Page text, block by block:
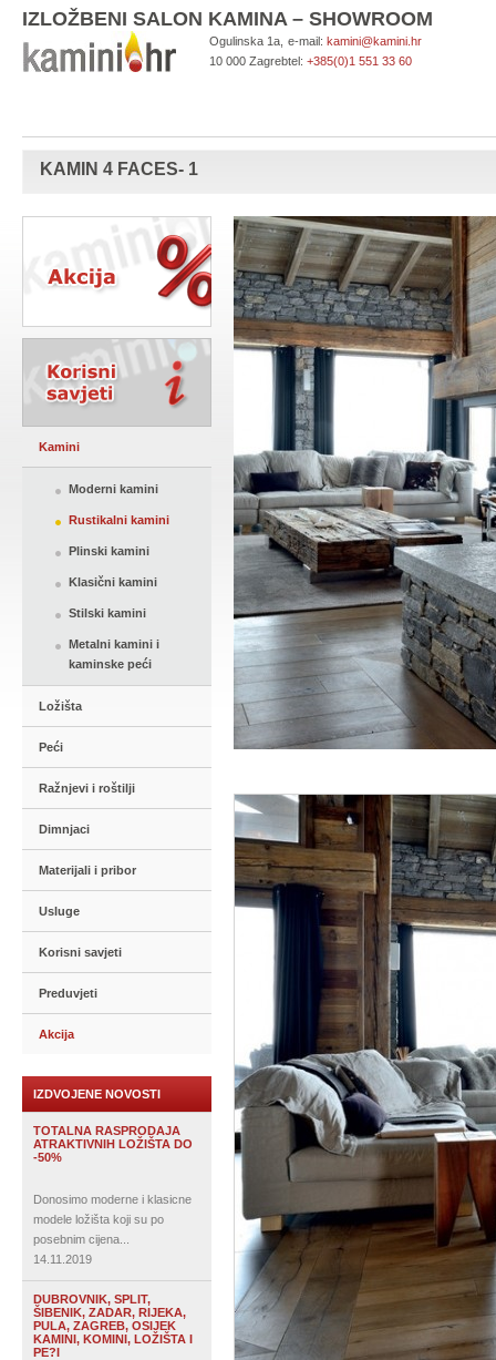
IZLOŽBENI SALON KAMINA – SHOWROOM
Ogulinska 1a,
10 000 Zagreb
e-mail: kamini@kamini.hr
tel: +385(0)1 551 33 60
KAMIN 4 FACES- 1
Kamini
Moderni kamini
Rustikalni kamini
Plinski kamini
Klasični kamini
Stilski kamini
Metalni kamini i
kaminske peći
Ložišta
Peći
Ražnjevi i roštilji
Dimnjaci
Materijali i pribor
Usluge
Korisni savjeti
Preduvjeti
Akcija
IZDVOJENE NOVOSTI
TOTALNA RASPRODAJA
ATRAKTIVNIH LOŽIŠTA DO
-50%
Donosimo moderne i klasicne
modele ložišta koji su po
posebnim cijena...
14.11.2019
DUBROVNIK, SPLIT,
ŠIBENIK, ZADAR, RIJEKA,
PULA, ZAGREB, OSIJEK
KAMINI, KOMINI, LOŽIŠTA I
PE?I